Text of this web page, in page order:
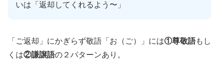
いは「返却してくれるよう〜」
「ご返却」にかぎらず敬語「お（ご）」には①尊敬語もし
くは②謙譲語の２パターンあり。